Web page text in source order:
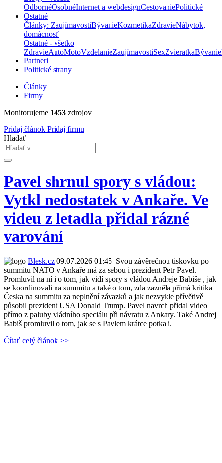
OdbornéOsobnéInternet a webdesignCestovaniePolitické
Ostatné
Články: ZaujímavostiBývanieKozmetikaZdravieNábytok,
domácnosť
Ostatné - všetko
ZdravieAutoMotoVzdelanieZaujímavostiSexZvieratkaBývanie
Partneri
Politické strany
Články
Firmy
Monitorujeme 1453 zdrojov
Pridaj článok Pridaj firmu
Hladať
Pavel shrnul spory s vládou:
Vytkl nedostatek v Ankaře. Ve
videu z letadla přidal rázné
varování
Blesk.cz 09.07.2026 01:45 Svou závěrečnou tiskovku po
summitu NATO v Ankaře má za sebou i prezident Petr Pavel.
Promluvil na ní i o tom, jak vidí spory s vládou Andreje Babiše , jak
se koordinovali na summitu a také o tom, zda zazněla přímá kritika
Česka na summitu za neplnění závazků a jak nezvykle přívětivě
působil prezident USA Donald Trump. Pavel navrch přidal video
přímo z paluby vládního speciálu při návratu z Ankary. Také Andrej
Babiš promluvil o tom, jak se s Pavlem krátce potkali.
Čítať celý článok >>